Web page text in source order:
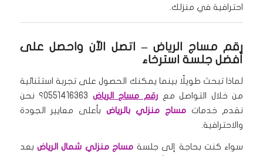
احترافية في منزلك.
رقم مساج الرياض – اتصل الآن واحصل على
أفضل جلسة استرخاء
لماذا تبحث طويلًا بينما يمكنك الحصول على تجربة استثنائية
من خلال التواصل مع رقم مساج الرياض
0551416363؟ نحن
نقدم خدماتمساج منزلي بالرياضبأعلى معايير الجودة
والاحترافية.
سواء كنت بحاجة إلى جلسة مساج منزلي شمال الرياضبعد